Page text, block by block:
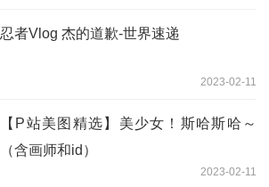
忍者Vlog 杰的道歉-世界速递
2023-02-11
【P站美图精选】美少女！斯哈斯哈～
（含画师和id）
2023-02-11